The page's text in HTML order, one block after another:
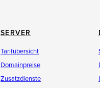
SERVER
Tarifübersicht
Domainpreise
Zusatzdienste